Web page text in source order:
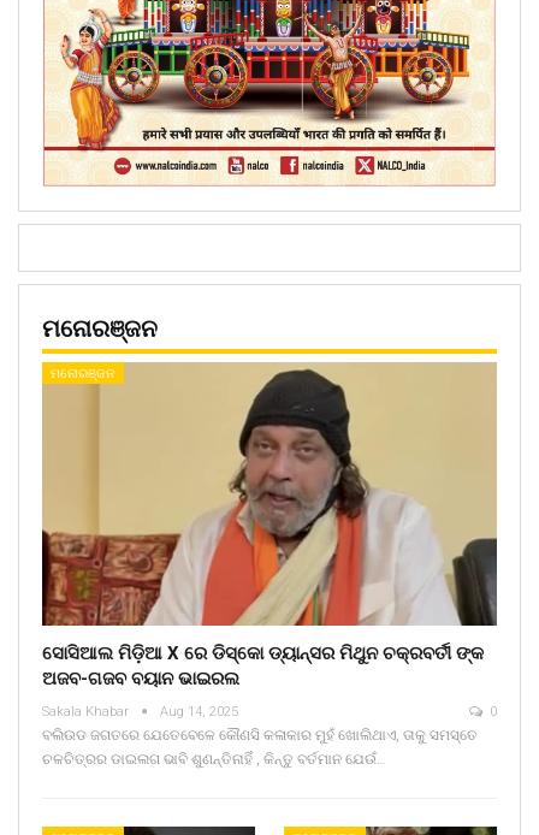
ମନୋରଞ୍ଜନ
ମନୋରଞ୍ଜନ
ସୋସିଆଲ ମିଡ଼ିଆ X ରେ ଡିସ୍କୋ ଡ୍ୟାନ୍ସର ମିଥୁନ ଚକ୍ରବର୍ତୀ ଙ୍କ
ଅଜବ-ଗଜବ ବୟାନ ଭାଇରଲ
Sakala Khabar Aug 14, 2025 0
ବଲିଉଡ ଜଗତରେ ଯେତେବେଳେ କୌଣସି କଳାକାର ମୁହଁ ଖୋଲିଥାଏ, ତାକୁ ସମସ୍ତେ
ଚଳଚିତ୍ରର ଡାଇଲଗ ଭାବି ଶୁଣନ୍ତିନାହିଁ , କିନ୍ତୁ ବର୍ତମାନ ଯେଉଁ…